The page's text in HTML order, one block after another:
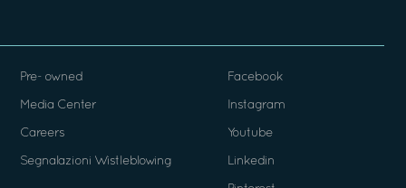
Pre- owned
Media Center
Careers
Segnalazioni Wistleblowing
Facebook
Instagram
Youtube
Linkedin